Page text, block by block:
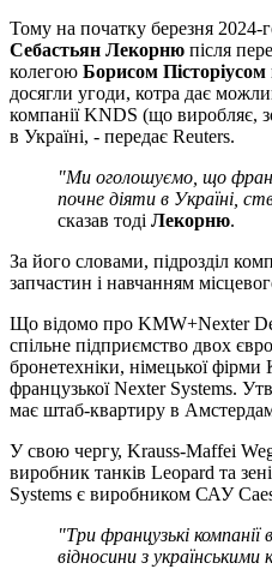
Тому на початку березня 2024-
Себастьян Лекорню після
колегою Борисом Пісторіусом
досягли угоди, котра дає
компанії KNDS (що виробляє,
в Україні, - передає Reuters.
"Ми оголошуємо, що
почне діяти в Україні,
сказав тоді Лекорню.
За його словами, підрозділ
запчастин і навчанням
Що відомо про KMW+Nexter
спільне підприємство двох
бронетехніки, німецької
французької Nexter Systems.
має штаб-квартиру в
У свою чергу, Krauss-Maffei
виробник танків Leopard та
Systems є виробником САУ
"Три французькі
відносини з українськими